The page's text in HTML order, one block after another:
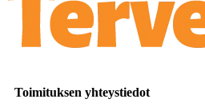
Toimituksen yhteystiedot